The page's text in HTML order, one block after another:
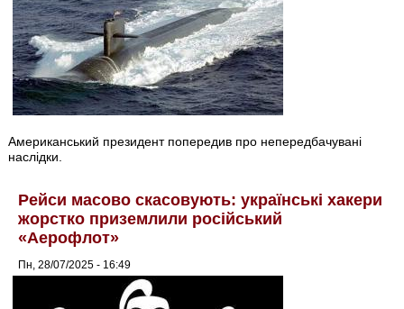
Американський президент попередив про непередбачувані
наслідки.
Рейси масово скасовують: українські хакери
жорстко приземлили російський
«Аерофлот»
Пн, 28/07/2025 - 16:49